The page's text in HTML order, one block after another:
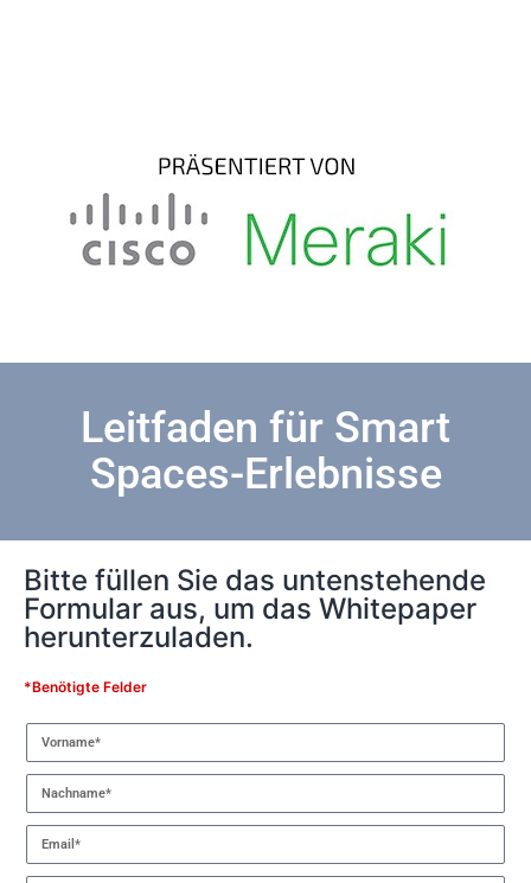
Leitfaden für Smart
Spaces-Erlebnisse
Bitte füllen Sie das untenstehende
Formular aus, um das Whitepaper
herunterzuladen.
*Benötigte Felder